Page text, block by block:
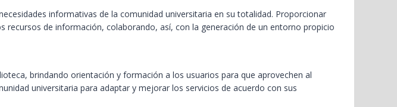
informativas de la comunidad universitaria en su totalidad. Proporcionar
recursos de información, colaborando, así, con la generación de un entorno propicio
brindando orientación y formación a los usuarios para que aprovechen al
universitaria para adaptar y mejorar los servicios de acuerdo con sus